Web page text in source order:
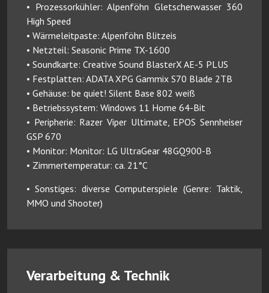
• Prozessorkühler: Alpenföhn Gletscherwasser 360
High Speed
• Wärmeleitpaste: Alpenföhn Blitzeis
• Netzteil: Seasonic Prime TX-1600
• Soundkarte: Creative Sound BlasterX AE-5 PLUS
• Festplatten: ADATA XPG Gammix S70 Blade 2TB
• Gehäuse: be quiet! Silent Base 802 weiß
• Betriebssystem: Windows 11 Home 64-Bit
• Peripherie: Razer Viper Ultimate, EPOS Sennheiser
GSP 670
• Monitor: Monitor: LG UltraGear 48GQ900-B
• Zimmertemperatur: ca. 21°C
• Sonstiges: diverse Computerspiele (Genre: Taktik,
MMO und Shooter)
Verarbeitung & Technik